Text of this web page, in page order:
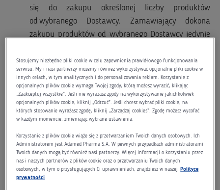
się do zakupu określonej liczby produktów
od wybranego Dostawcy. Zamawiający dokona
zakupu produktów od wybranego Dostawcy jedynie
powstanie u Zamawiającego potrzeba ich nabycia.
Realizacja dostaw będzie przebiegała na podstawie
składanych zamówień wg bieżących potrzeb
Zamawiającego.
Możliwe jest składanie uzupełniających zamówień
zgodne z głównym celem niniejszej umowy, o
wartości nie przekraczającej 50% wartości
niniejszego zamówienia.
Dostawy przedmiotu zamówienia realizowane będą
Stosujemy niezbędne pliki cookie w celu zapewnienia prawidłowego funkcjonowania
serwisu. My i nasi partnerzy możemy również wykorzystywać opcjonalne pliki cookie w
innych celach, w tym analitycznych i do personalizowania reklam. Korzystanie z
opcjonalnych plików cookie wymaga Twojej zgody, którą możesz wyrazić, klikając
„Zaakceptuj wszystkie”. Jeśli nie wyrażasz zgody na wykorzystywanie jakichkolwiek
opcjonalnych plików cookie, kliknij „Odrzuć”. Jeśli chcesz wybrać pliki cookie, na
których stosowanie wyrażasz zgodę, kliknij „Zarządzaj cookies”. Zgodę możesz wycofać
w każdym momencie, zmieniając wybrane ustawienia.
Korzystanie z plików cookie wiąże się z przetwarzaniem Twoich danych osobowych. Ich
Administratorem jest Adamed Pharma S.A. W pewnych przypadkach administratorami
Twoich danych mogą być również nasi partnerzy. Więcej informacji o korzystaniu przez
nas i naszych partnerów z plików cookie oraz o przetwarzaniu Twoich danych
osobowych, w tym o przysługujących Ci uprawnieniach, znajdziesz w naszej Polityce
prywatności